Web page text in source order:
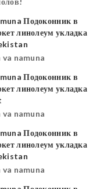
va namuna
va namuna
va namuna